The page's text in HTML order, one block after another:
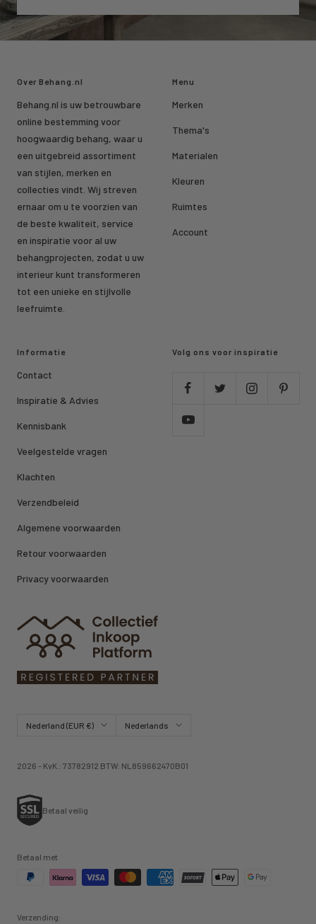
Over Behang.nl
Behang.nl is uw betrouwbare
online bestemming voor
hoogwaardig behang, waar u
een uitgebreid assortiment
van stijlen, merken en
collecties vindt. Wij streven
ernaar om u te voorzien van
de beste kwaliteit, service
en inspiratie voor al uw
behangprojecten, zodat u uw
interieur kunt transformeren
tot een unieke en stijlvolle
leefruimte.
Menu
Merken
Thema's
Materialen
Kleuren
Ruimtes
Account
Informatie
Contact
Inspiratie & Advies
Kennisbank
Veelgestelde vragen
Klachten
Verzendbeleid
Algemene voorwaarden
Retour voorwaarden
Privacy voorwaarden
Volg ons voor inspiratie
Land/regio Nederland (EUR €) TaalNederlands
2026 - KvK.: 73782912 BTW: NL859662470B01
Betaal veilig
Betaal met
Verzending: